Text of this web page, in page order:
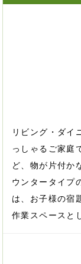
リビング・ダイ
っしゃるご家庭
ど、物が片付か
ウンタータイプ
は、お子様の宿
作業スペースと